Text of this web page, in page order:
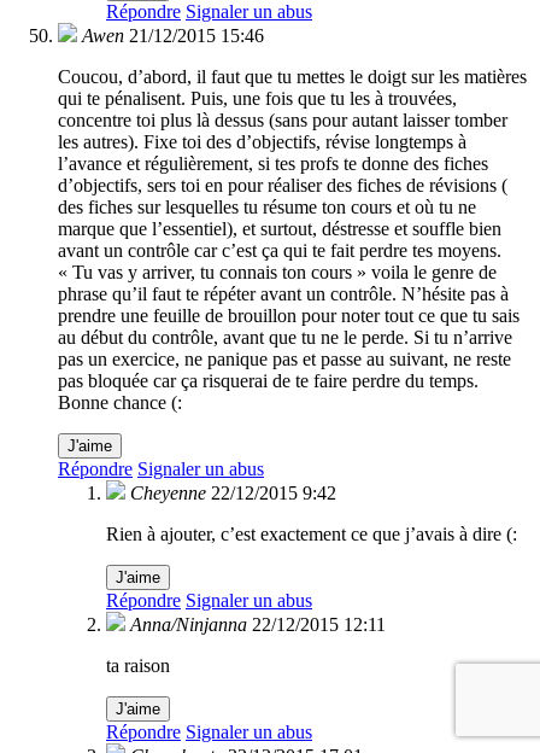
Répondre Signaler un abus
Awen 21/12/2015 15:46
Coucou, d’abord, il faut que tu mettes le doigt sur les matières
qui te pénalisent. Puis, une fois que tu les à trouvées,
concentre toi plus là dessus (sans pour autant laisser tomber
les autres). Fixe toi des d’objectifs, révise longtemps à
l’avance et régulièrement, si tes profs te donne des fiches
d’objectifs, sers toi en pour réaliser des fiches de révisions (
des fiches sur lesquelles tu résume ton cours et où tu ne
marque que l’essentiel), et surtout, déstresse et souffle bien
avant un contrôle car c’est ça qui te fait perdre tes moyens.
« Tu vas y arriver, tu connais ton cours » voila le genre de
phrase qu’il faut te répéter avant un contrôle. N’hésite pas à
prendre une feuille de brouillon pour noter tout ce que tu sais
au début du contrôle, avant que tu ne le perde. Si tu n’arrive
pas un exercice, ne panique pas et passe au suivant, ne reste
pas bloquée car ça risquerai de te faire perdre du temps.
Bonne chance (:
J'aime
Répondre Signaler un abus
Cheyenne 22/12/2015 9:42
Rien à ajouter, c’est exactement ce que j’avais à dire (:
J'aime
Répondre Signaler un abus
Anna/Ninjanna 22/12/2015 12:11
ta raison
J'aime
Répondre Signaler un abus